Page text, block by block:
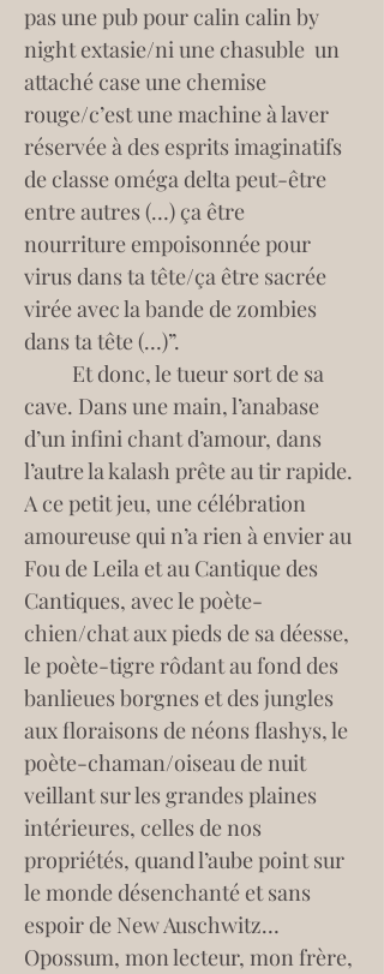
pas une pub pour calin calin by
night extasie/ni une chasuble  un
attaché case une chemise
rouge/c’est une machine à laver
réservée à des esprits imaginatifs
de classe oméga delta peut-être
entre autres (…) ça être
nourriture empoisonnée pour
virus dans ta tête/ça être sacrée
virée avec la bande de zombies
dans ta tête (…)”.
cave. Dans une main, l’anabase
d’un infini chant d’amour, dans
l’autre la kalash prête au tir rapide.
A ce petit jeu, une célébration
amoureuse qui n’a rien à envier au
Fou de Leila et au Cantique des
Cantiques, avec le poète-
chien/chat aux pieds de sa déesse,
le poète-tigre rôdant au fond des
banlieues borgnes et des jungles
aux floraisons de néons flashys, le
poète-chaman/oiseau de nuit
veillant sur les grandes plaines
intérieures, celles de nos
propriétés, quand l’aube point sur
le monde désenchanté et sans
espoir de New Auschwitz…
Opossum, mon lecteur, mon frère,